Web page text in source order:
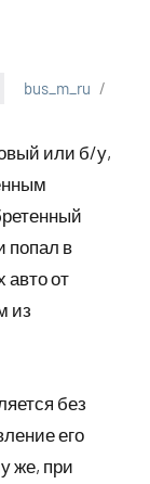
bus_m_ru
или б/у,
попал в
авто от
из
без
его
же, при